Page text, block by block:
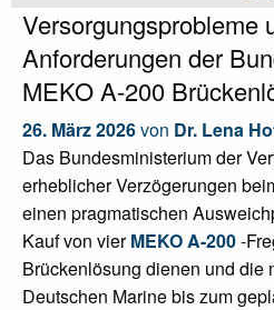
Versorgungsprobleme
Anforderungen der
MEKO A-200
26. März 2026von Dr. Lena
Das Bundesministerium der
erheblicher Verzögerungen
einen pragmatischen
Kauf von vierMEKO A-200-
Brückenlösung dienen und die
Deutschen Marine bis zum